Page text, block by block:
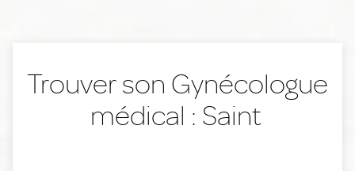
Trouver son Gynécologue
médical : Saint